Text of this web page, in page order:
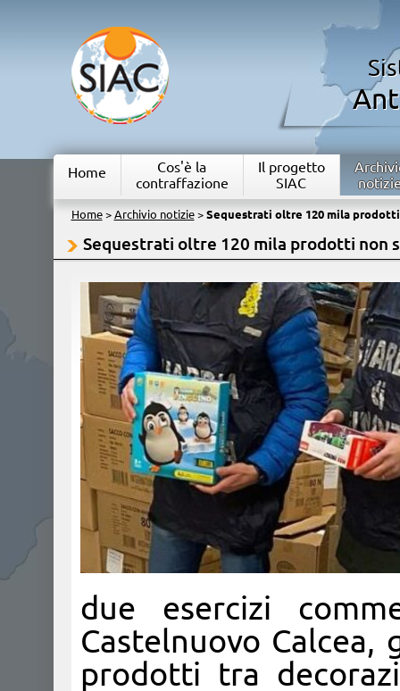
Home
Cos'è la
contraffazione
Il progetto
SIAC
Home> Archivio notizie> Sequestrati oltre 120 mila
Sequestrati oltre 120 mila prodotti non
due esercizi
Castelnuovo
prodotti tra